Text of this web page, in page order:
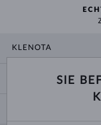
KLENOTA
SHOWROOM
ZAHLUNG UND VERSAND
SIE